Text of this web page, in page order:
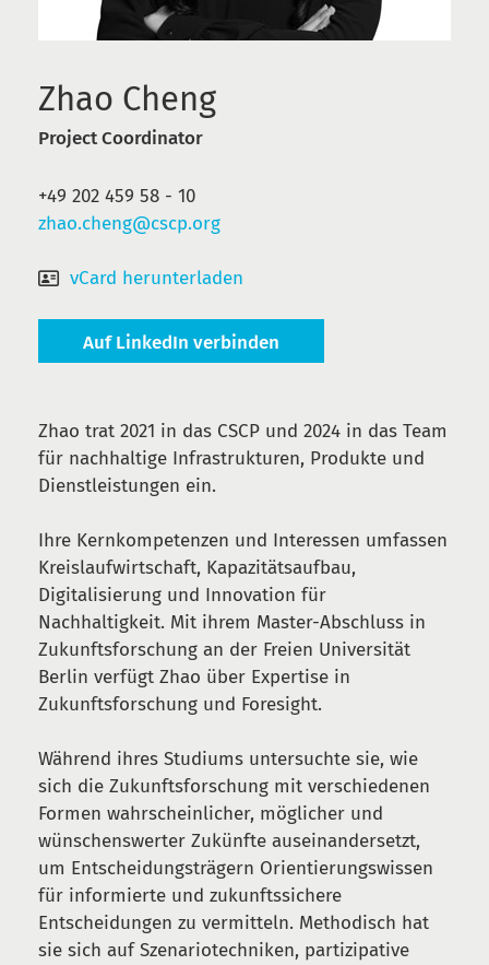
Zhao Cheng
Project Coordinator
+49 202 459 58 - 10
zhao.cheng@cscp.org
vCard herunterladen
Auf LinkedIn verbinden
Zhao trat 2021 in das CSCP und 2024 in das Team
für nachhaltige Infrastrukturen, Produkte und
Dienstleistungen ein.
Ihre Kernkompetenzen und Interessen umfassen
Kreislaufwirtschaft, Kapazitätsaufbau,
Digitalisierung und Innovation für
Nachhaltigkeit. Mit ihrem Master-Abschluss in
Zukunftsforschung an der Freien Universität
Berlin verfügt Zhao über Expertise in
Zukunftsforschung und Foresight.
Während ihres Studiums untersuchte sie, wie
sich die Zukunftsforschung mit verschiedenen
Formen wahrscheinlicher, möglicher und
wünschenswerter Zukünfte auseinandersetzt,
um Entscheidungsträgern Orientierungswissen
für informierte und zukunftssichere
Entscheidungen zu vermitteln. Methodisch hat
sie sich auf Szenariotechniken, partizipative